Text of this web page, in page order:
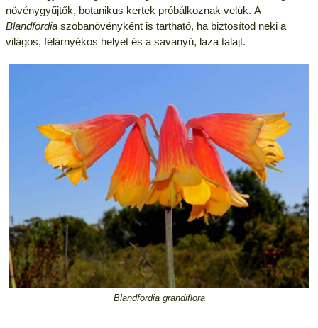
növénygyűjtők, botanikus kertek próbálkoznak velük. A
Blandfordiaszobanövényként is tartható, ha biztosítod neki a
világos, félárnyékos helyet és a savanyú, laza talajt.
Blandfordia grandiflora